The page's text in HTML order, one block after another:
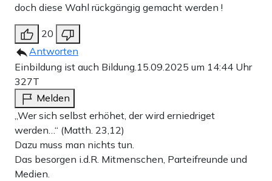
doch diese Wahl rückgängig gemacht werden !
20
Antworten
Einbildung ist auch Bildung.15.09.2025 um 14:44 Uhr
327T
Melden
„Wer sich selbst erhöhet, der wird erniedriget
werden…“ (Matth. 23,12)
Dazu muss man nichts tun.
Das besorgen i.d.R. Mitmenschen, Parteifreunde und
Medien.